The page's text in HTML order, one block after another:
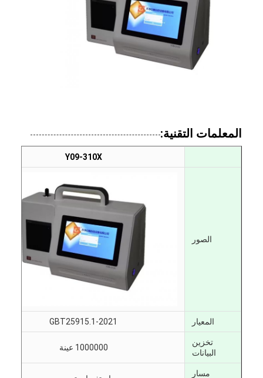
المعلمات التقنية:
Y09-310X
الصور
المعيار GBT25915.1-2021
تخزين
البيانات
1000000 عينة
مسار